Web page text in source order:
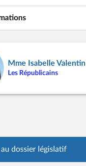
Mme Isabelle Valentin
Les Républicains
dossier législatif